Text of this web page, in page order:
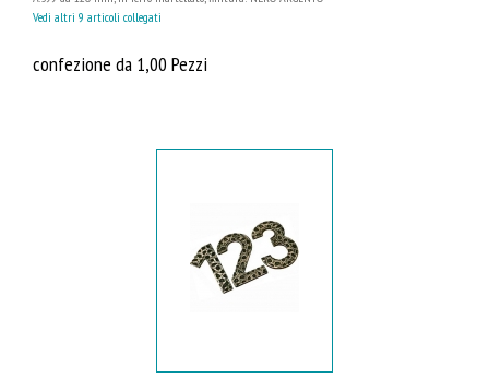
Vedi altri 9 articoli collegati
confezione da 1,00 Pezzi